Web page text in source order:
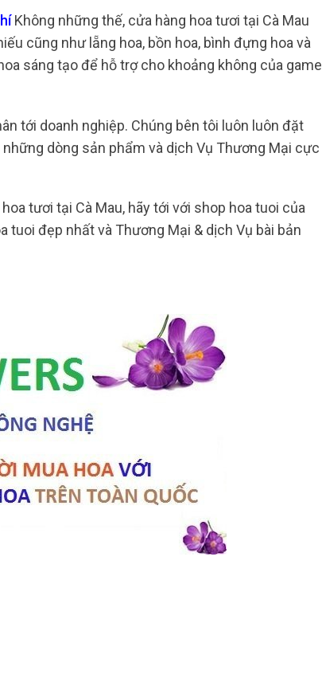
Không những thế, cửa hàng hoa tươi tại Cà Mau
cũng như lẵng hoa, bồn hoa, bình đựng hoa và
sáng tạo để hỗ trợ cho khoảng không của game
tới doanh nghiệp. Chúng bên tôi luôn luôn đặt
dòng sản phẩm và dịch Vụ Thương Mại cực
tươi tại Cà Mau, hãy tới với shop hoa tuoi của
tuoi đẹp nhất và Thương Mại & dịch Vụ bài bản